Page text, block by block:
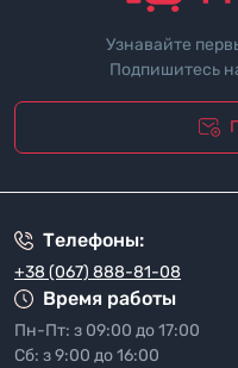
Узнавайте
Подпишитесь
Телефоны:
+38 (067) 888-81-08
Время работы
Пн-Пт: з 09:00 до 17:00
Сб: з 9:00 до 16:00